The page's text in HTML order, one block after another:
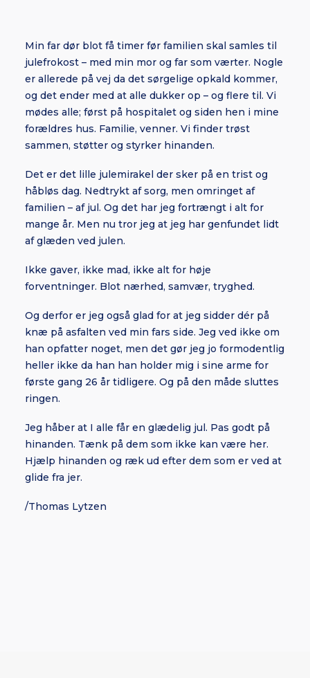
Min far dør blot få timer før familien skal samles til
julefrokost – med min mor og far som værter. Nogle
er allerede på vej da det sørgelige opkald kommer,
og det ender med at alle dukker op – og flere til. Vi
mødes alle; først på hospitalet og siden hen i mine
forældres hus. Familie, venner. Vi finder trøst
sammen, støtter og styrker hinanden.
Det er det lille julemirakel der sker på en trist og
håbløs dag. Nedtrykt af sorg, men omringet af
familien – af jul. Og det har jeg fortrængt i alt for
mange år. Men nu tror jeg at jeg har genfundet lidt
af glæden ved julen.
Ikke gaver, ikke mad, ikke alt for høje
forventninger. Blot nærhed, samvær, tryghed.
Og derfor er jeg også glad for at jeg sidder dér på
knæ på asfalten ved min fars side. Jeg ved ikke om
han opfatter noget, men det gør jeg jo formodentlig
heller ikke da han han holder mig i sine arme for
første gang 26 år tidligere. Og på den måde sluttes
ringen.
Jeg håber at I alle får en glædelig jul. Pas godt på
hinanden. Tænk på dem som ikke kan være her.
Hjælp hinanden og ræk ud efter dem som er ved at
glide fra jer.
/Thomas Lytzen